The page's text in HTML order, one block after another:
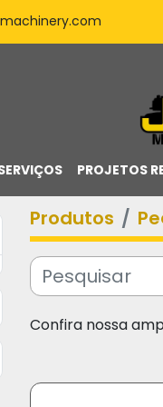
SERVIÇOS PROJETOS
Produtos
Confira nossa